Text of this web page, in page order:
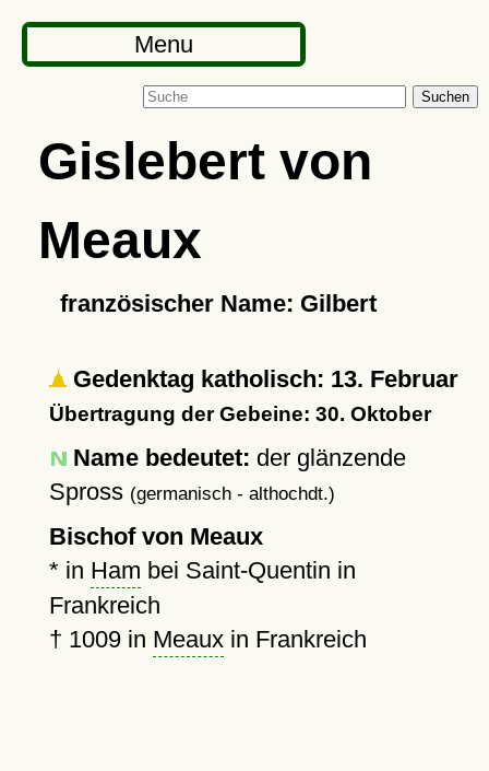
Menu
Suchen
Gislebert von
Meaux
französischer Name: Gilbert
Gedenktag katholisch: 13. Februar
Übertragung der Gebeine: 30. Oktober
Name bedeutet: der glänzende
Spross (germanisch - althochdt.)
Bischof von Meaux
* in Ham bei Saint-Quentin in
Frankreich
† 1009in Meauxin Frankreich